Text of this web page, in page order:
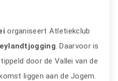
organiseert Atletiekclub
. Daarvoor is
door de Vallei van de
liggen aan de Jogem.